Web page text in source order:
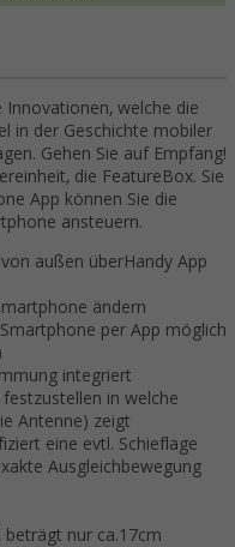
Innovationen, welche die
in der Geschichte mobiler
Gehen Sie auf Empfang!
die FeatureBox. Sie
App können Sie die
ansteuern.
außen überHandy App
ändern
per App möglich
integriert
in welche
Antenne) zeigt
eine evtl. Schieflage
Ausgleichbewegung
beträgt nur ca.17cm